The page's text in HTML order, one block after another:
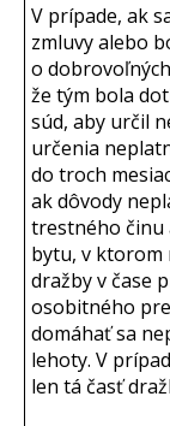
V prípade, ak
zmluvy alebo
o
že tým bola
súd, aby určil
určenia
do troch
ak dôvody
trestného činu
bytu, v ktorom
dražby v čase
osobitného
domáhať sa
lehoty. V
len tá časť